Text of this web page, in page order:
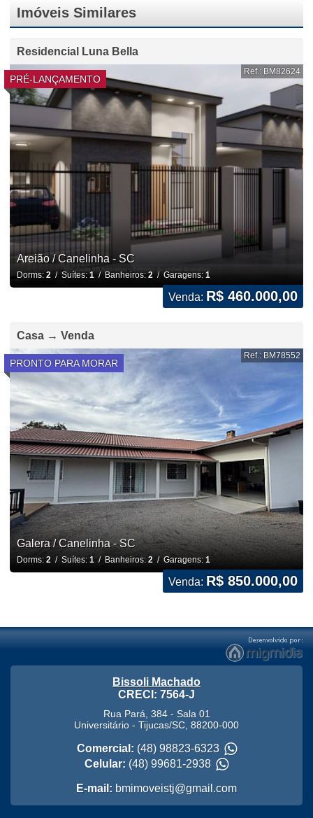
Imóveis Similares
Residencial Luna Bella
PRÉ-LANÇAMENTO
Ref.: BM82624
Areião / Canelinha - SC
Dorms: 2/ Suítes: 1/ Banheiros: 2/ Garagens: 1
Venda: R$ 460.000,00
Casa → Venda
PRONTO PARA MORAR
Ref.: BM78552
Galera / Canelinha - SC
Dorms: 2/ Suítes: 1/ Banheiros: 2/ Garagens: 1
Venda: R$ 850.000,00
Bissoli Machado
CRECI: 7564-J
Rua Pará, 384 - Sala 01
Universitário - Tijucas/SC, 88200-000
Comercial: (48) 98823-6323
Celular: (48) 99681-2938
E-mail: bmimoveistj@gmail.com